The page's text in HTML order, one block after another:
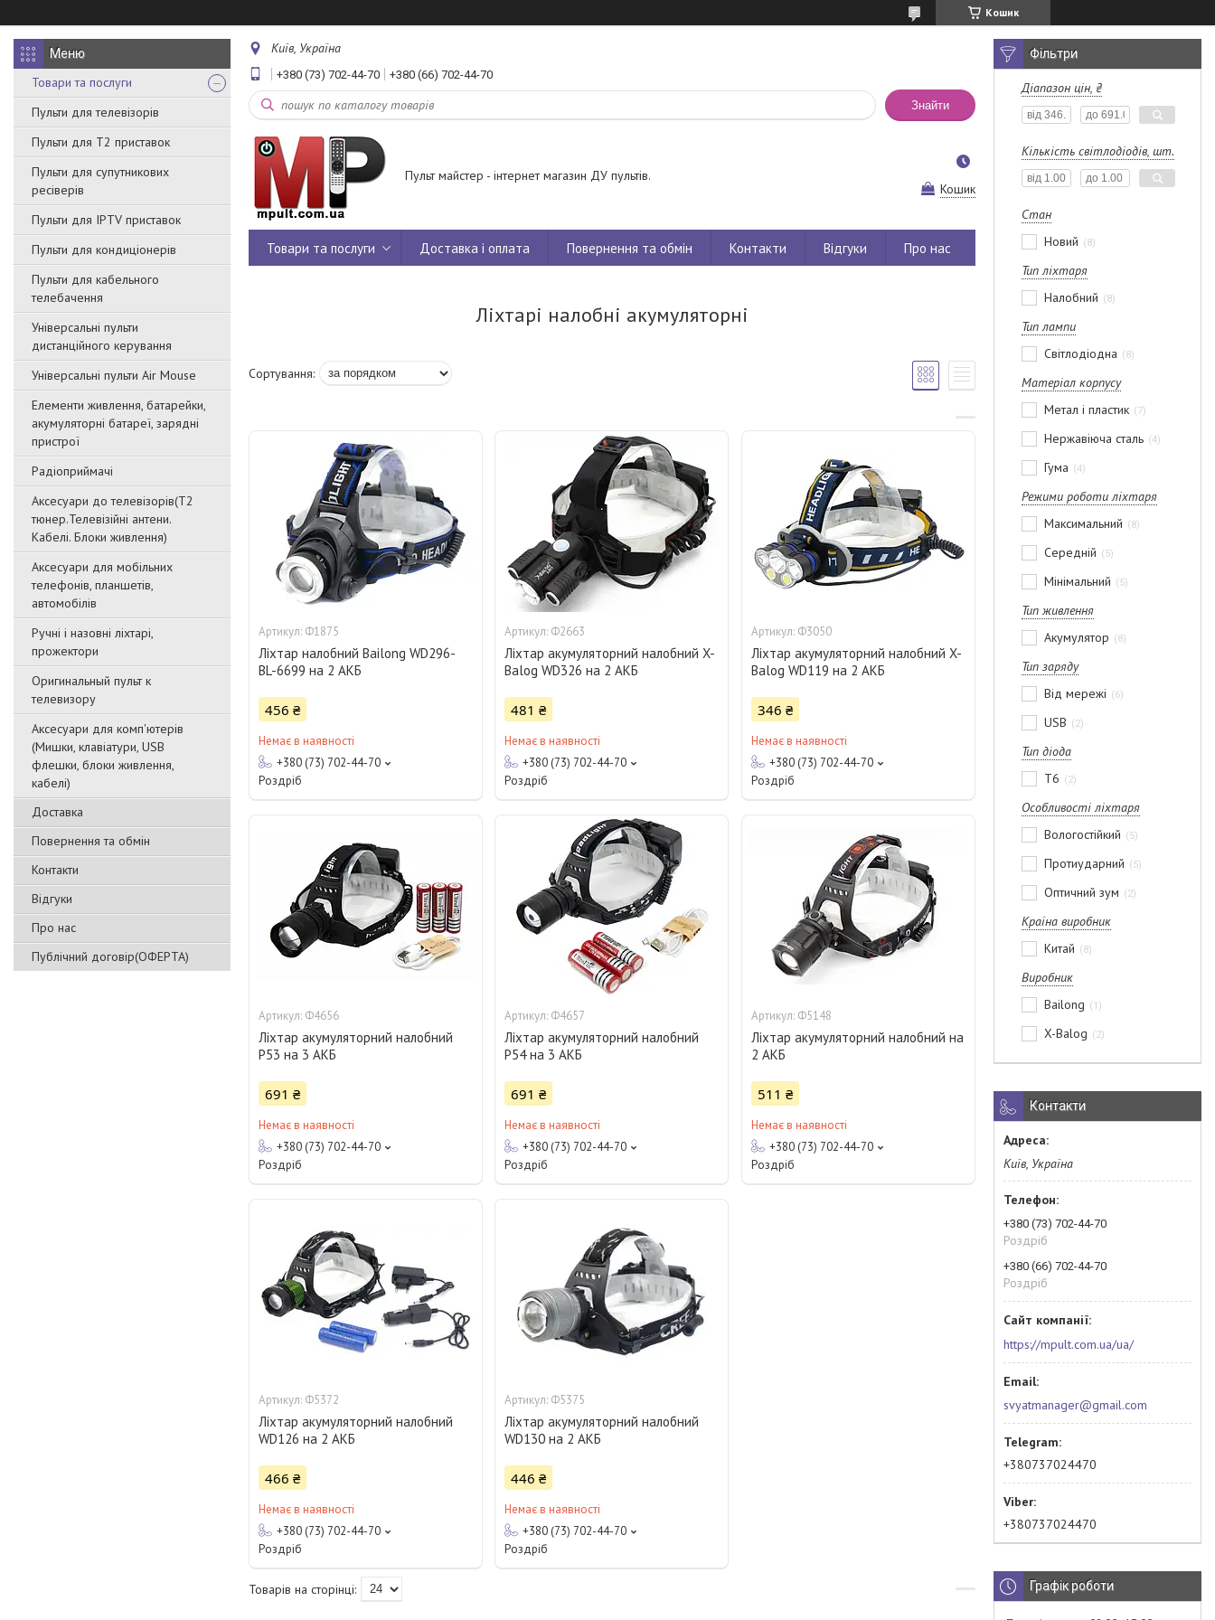
Кошик
Товари та послуги
Пульти для телевізорів
Пульти для Т2 приставок
Пульти для супутникових
ресіверів
Пульти для IPTV приставок
Пульти для кондиціонерів
Пульти для кабельного
телебачення
Універсальні пульти
дистанційного керування
Універсальні пульти Air Mouse
Елементи живлення, батарейки,
акумуляторні батареї, зарядні
пристрої
Радіоприймачі
Аксесуари до телевізорів(T2
тюнер.Телевізійні антени.
Кабелі. Блоки живлення)
Аксесуари для мобільних
телефонів, планшетів,
автомобілів
Ручні і назовні ліхтарі,
прожектори
Оригинальный пульт к
телевизору
Аксесуари для комп'ютерів
(Мишки, клавіатури, USB
флешки, блоки живлення,
кабелі)
Доставка
Повернення та обмін
Контакти
Відгуки
Про нас
Публічний договір(ОФЕРТА)
Київ, Україна
+380 (73) 702-44-70 +380 (66) 702-44-70
Знайти
Пульт майстер - інтернет магазин ДУ пультів.
Кошик
Товари та послуги Доставка і оплата Повернення та обмін Контакти Відгуки Про нас
Ліхтарі налобні акумуляторні
Ф1875
Ліхтар налобний Bailong WD296-
BL-6699 на 2 АКБ
456 ₴
Немає в наявності
+380 (73) 702-44-70
Роздріб
Ф2663
Ліхтар акумуляторний налобний X-
Balog WD326 на 2 АКБ
481 ₴
Немає в наявності
+380 (73) 702-44-70
Роздріб
Ф3050
Ліхтар акумуляторний налобний X-
Balog WD119 на 2 АКБ
346 ₴
Немає в наявності
+380 (73) 702-44-70
Роздріб
Ф4656
Ліхтар акумуляторний налобний
P53 на 3 АКБ
691 ₴
Немає в наявності
+380 (73) 702-44-70
Роздріб
Ф4657
Ліхтар акумуляторний налобний
P54 на 3 АКБ
691 ₴
Немає в наявності
+380 (73) 702-44-70
Роздріб
Ф5148
Ліхтар акумуляторний налобний на
2 АКБ
511 ₴
Немає в наявності
+380 (73) 702-44-70
Роздріб
Ф5372
Ліхтар акумуляторний налобний
WD126 на 2 АКБ
466 ₴
Немає в наявності
+380 (73) 702-44-70
Роздріб
Ф5375
Ліхтар акумуляторний налобний
WD130 на 2 АКБ
446 ₴
Немає в наявності
+380 (73) 702-44-70
Роздріб
Фільтри
Діапазон цін, ₴
Кількість світлодіодів, шт.
Стан
Новий
8
Тип ліхтаря
Налобний
8
Тип лампи
Світлодіодна
8
Матеріал корпусу
Метал і пластик
7
Нержавіюча сталь 4
Гума 4
Режими роботи ліхтаря
Максимальний
8
Середній 5
Мінімальний 5
Тип живлення
Акумулятор
8
Тип заряду
Від мережі
6
USB 2
Тип діода
T6
2
Особливості ліхтаря
Вологостійкий
5
Протиударний 5
Оптичний зум 2
Країна виробник
Китай
8
Виробник
Bailong
1
X-Balog 2
Контакти
Київ, Україна
+380 (73) 702-44-70
Роздріб
+380 (66) 702-44-70
Роздріб
https://mpult.com.ua/ua/
svyatmanager@gmail.com
+380737024470
+380737024470
Графік роботи